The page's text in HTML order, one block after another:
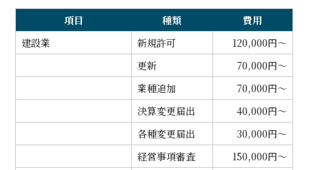
項目 種類
費用
建設業
新規許可
120,000円～
更新
70,000円～
業種追加
70,000円～
決算変更届出
40,000円～
各種変更届出
30,000円～
経営事項審査
150,000円～